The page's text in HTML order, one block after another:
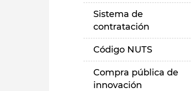
Sistema de
contratación
Código NUTS
Compra pública de
innovación